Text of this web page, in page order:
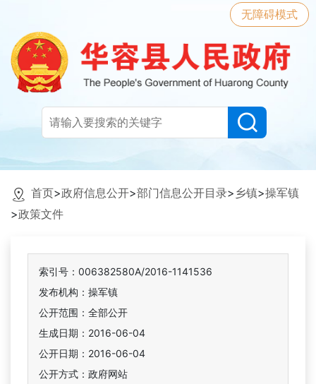
无障碍模式
首页>政府信息公开>部门信息公开目录> 乡镇>操军镇
>政策文件
索引号：006382580A/2016-1141536
发布机构：操军镇
公开范围：全部公开
生成日期：2016-06-04
公开日期：2016-06-04
公开方式：政府网站